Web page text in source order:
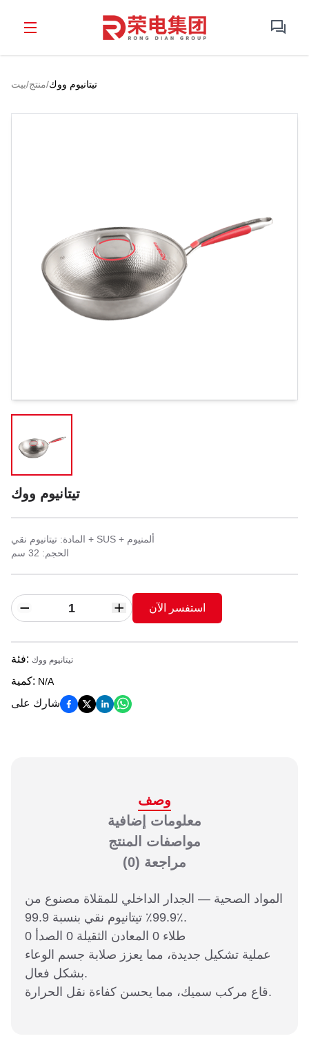
بيت/منتج/تيتانيوم ووك
تيتانيوم ووك
المادة: تيتانيوم نقي + SUS + ألمنيوم
الحجم: 32 سم
استفسر الآن
فئة: تيتانيوم ووك
كمية: N/A
شارك على
وصف
معلومات إضافية
مواصفات المنتج
مراجعة (0)
المواد الصحية — الجدار الداخلي للمقلاة مصنوع من
99.9٪ تيتانيوم نقي بنسبة 99.9٪.
0 طلاء 0 المعادن الثقيلة 0 الصدأ
عملية تشكيل جديدة، مما يعزز صلابة جسم الوعاء
بشكل فعال.
قاع مركب سميك، مما يحسن كفاءة نقل الحرارة.